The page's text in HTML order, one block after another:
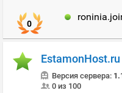
0
Версия сервера:
0 из 100